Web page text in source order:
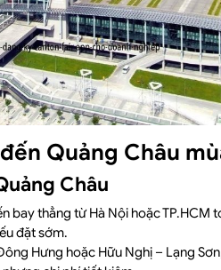
Quảng Châu
Châu
bay thẳng từ Hà Nội hoặc TP.HCM
đặt sớm.
Hưng hoặc Hữu Nghị – Lạng